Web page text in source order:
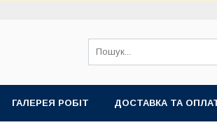
ГАЛЕРЕЯ РОБІТ ДОСТАВКА ТА